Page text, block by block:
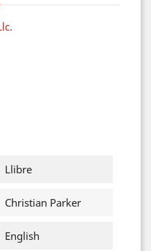
Llibre
Christian Parker
English